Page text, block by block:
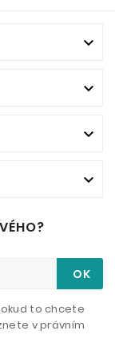




OK
to chcete
v právním